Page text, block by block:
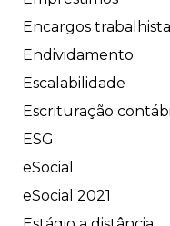
Encargos
Endividamento
Escalabilidade
Escrituração contábil
ESG
eSocial
eSocial 2021